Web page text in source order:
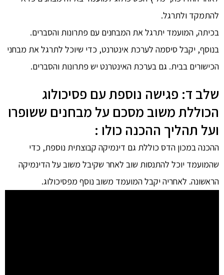
להתמקד ולתרגל.
בכיתה, המועמד יתרגל את המבחנים עם פתרונות והסברים.
בנוסף, יקבל סיסמה לערכת אינטרנט, כדי שיוכל לתרגל את מבחני
הכישורים בבית. גם בערכת האינטרנט יש פתרונות והסברים.
שלב ד: פגישה נוספת עם פסיכולוג
הכוללת משוב מסכם על מבחנים ששופרו
ועל תהליך ההכנה כולו :
ההכנה במכון הדס כוללת גם דינמיקה קבוצתית נוספת, כדי
שהמועמד יוכל להתנסות שוב לאחר שקיבל משוב על הדינמיקה
הראשונה. לאחריה יקבל המועמד משוב נוסף מפסיכולוג.